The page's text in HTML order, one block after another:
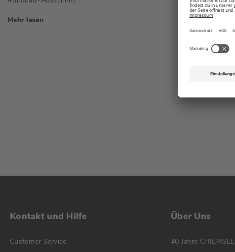
Mehr lesen
Kontakt und Hilfe
Customer Service
Über Uns
40 Jahre CHIEMSEE